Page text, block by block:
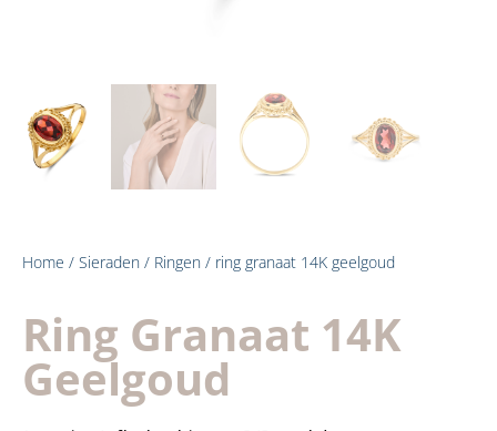
Home / Sieraden / Ringen / ring granaat 14K geelgoud
Ring Granaat 14K
Geelgoud